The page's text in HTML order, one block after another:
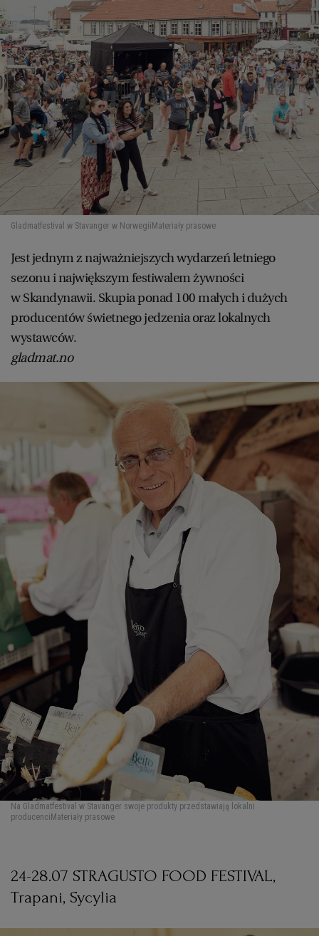
Gladmatfestival w Stavanger w Norwegii Materiały prasowe
Jest jednym z najważniejszych wydarzeń letniego
sezonu i największym festiwalem żywności
w Skandynawii. Skupia ponad 100 małych i dużych
producentów świetnego jedzenia oraz lokalnych
wystawców.
gladmat.no
Na Gladmatfestival w Stavanger swoje produkty przedstawiają lokalni
producenciMateriały prasowe
24-28.07 STRAGUSTO FOOD FESTIVAL,
Trapani, Sycylia